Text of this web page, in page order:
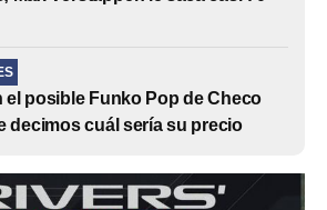
el posible Funko Pop de Checo
decimos cuál sería su precio